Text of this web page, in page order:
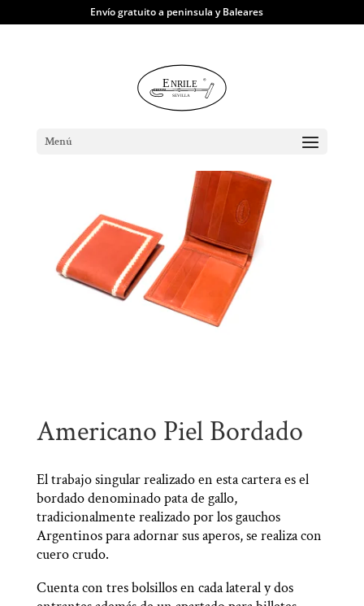
Envío gratuito a peninsula y Baleares
Menú
Americano Piel Bordado
Americano Piel Bordado
El trabajo singular realizado en esta cartera es el
bordado denominado pata de gallo,
tradicionalmente realizado por los gauchos
Argentinos para adornar sus aperos, se realiza con
cuero crudo.
Cuenta con tres bolsillos en cada lateral y dos